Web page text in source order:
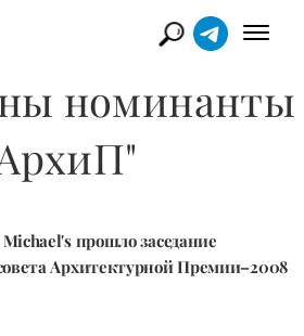
номинанты
прошло заседание
Архитектурной Премии–2008